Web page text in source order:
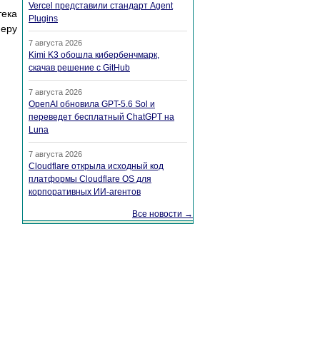
Vercel представили стандарт Agent
Plugins
7 августа 2026
Kimi K3 обошла кибербенчмарк,
скачав решение с GitHub
7 августа 2026
OpenAI обновила GPT-5.6 Sol и
переведет бесплатный ChatGPT на
Luna
7 августа 2026
Cloudflare открыла исходный код
платформы Cloudflare OS для
корпоративных ИИ-агентов
Все новости →